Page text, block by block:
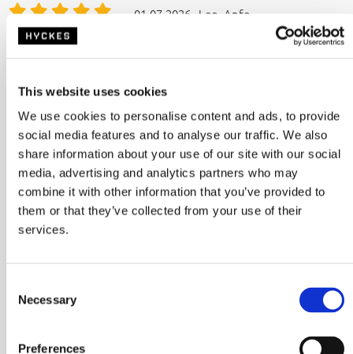
This website uses cookies
We use cookies to personalise content and ads, to provide
social media features and to analyse our traffic. We also
share information about your use of our site with our social
media, advertising and analytics partners who may
combine it with other information that you’ve provided to
them or that they’ve collected from your use of their
services.
Necessary
Preferences
01-07-2026 - Leo, Anfo
10 Sehr positiv.
Über WhatsApp wurde schnell reagiert und
das Problem gelöst, sodass wir unseren
kleinen Wohnmobilausflug doch noch
antreten konnten.
Das Produkt ist schon prima, aber der
Kundendienst ist es auch.
10 Erstklassiger Service!
Artikel bestellt und bereits am Montag